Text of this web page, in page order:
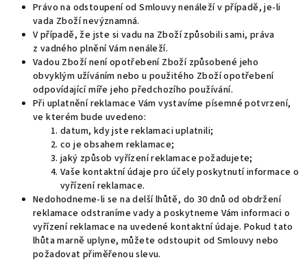
Právo na odstoupení od Smlouvy nenáleží v případě, je-li
vada Zboží nevýznamná.
V případě, že jste si vadu na Zboží způsobili sami, práva
z vadného plnění Vám nenáleží.
Vadou Zboží není opotřebení Zboží způsobené jeho
obvyklým užíváním nebo u použitého Zboží opotřebení
odpovídající míře jeho předchozího používání.
Při uplatnění reklamace Vám vystavíme písemné potvrzení,
ve kterém bude uvedeno:
datum, kdy jste reklamaci uplatnili;
co je obsahem reklamace;
jaký způsob vyřízení reklamace požadujete;
Vaše kontaktní údaje pro účely poskytnutí informace o
vyřízení reklamace.
Nedohodneme-li se na delší lhůtě, do 30 dnů od obdržení
reklamace odstraníme vady a poskytneme Vám informaci o
vyřízení reklamace na uvedené kontaktní údaje. Pokud tato
lhůta marně uplyne, můžete odstoupit od Smlouvy nebo
požadovat přiměřenou slevu.